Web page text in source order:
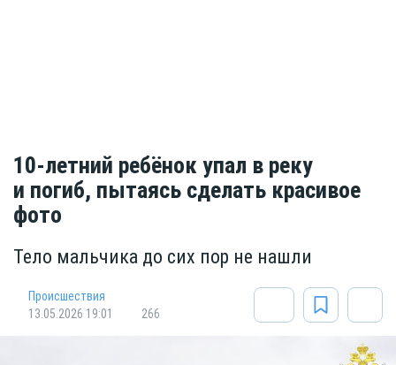
10-летний ребёнок упал в реку
и погиб, пытаясь сделать красивое
фото
Тело мальчика до сих пор не нашли
Происшествия
13.05.2026 19:01
266